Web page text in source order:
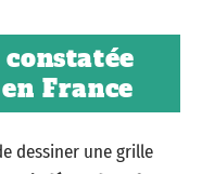
France
dessiner une grille